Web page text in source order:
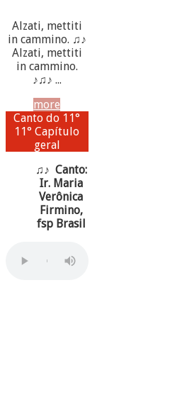
Alzati, mettiti
in cammino. ♫♪
Alzati, mettiti
in cammino.
♪♫♪ ...
more
Canto do 11°
11° Capítulo
geral
♫♪ Canto:
Ir. Maria
Verônica
Firmino,
fsp Brasil